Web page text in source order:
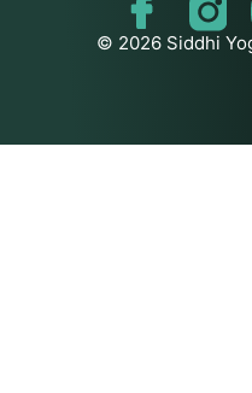
© 2026 Siddhi